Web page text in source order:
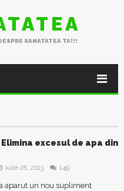
SANATATEA TA!!!
Elimina excesul de apa din
iulie 28, 2013 149
aparut un nou supliment